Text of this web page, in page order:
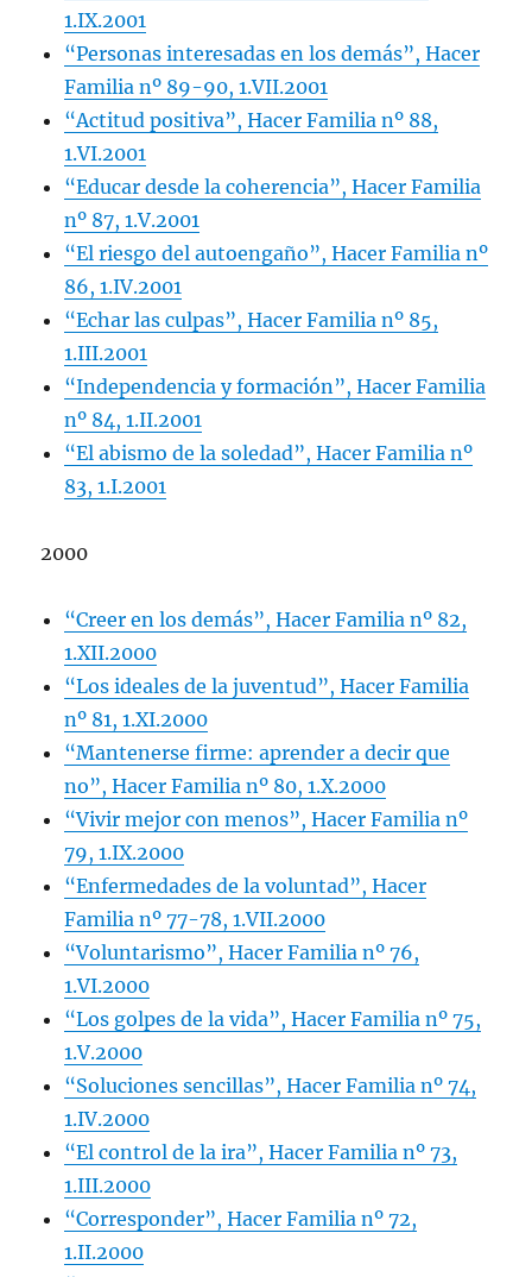
1.IX.2001
“Personas interesadas en los demás”, Hacer
Familia nº 89-90, 1.VII.2001
“Actitud positiva”, Hacer Familia nº 88,
1.VI.2001
“Educar desde la coherencia”, Hacer Familia
nº 87, 1.V.2001
“El riesgo del autoengaño”, Hacer Familia nº
86, 1.IV.2001
“Echar las culpas”, Hacer Familia nº 85,
1.III.2001
“Independencia y formación”, Hacer Familia
nº 84, 1.II.2001
“El abismo de la soledad”, Hacer Familia nº
83, 1.I.2001
2000
“Creer en los demás”, Hacer Familia nº 82,
1.XII.2000
“Los ideales de la juventud”, Hacer Familia
nº 81, 1.XI.2000
“Mantenerse firme: aprender a decir que
no”, Hacer Familia nº 80, 1.X.2000
“Vivir mejor con menos”, Hacer Familia nº
79, 1.IX.2000
“Enfermedades de la voluntad”, Hacer
Familia nº 77-78, 1.VII.2000
“Voluntarismo”, Hacer Familia nº 76,
1.VI.2000
“Los golpes de la vida”, Hacer Familia nº 75,
1.V.2000
“Soluciones sencillas”, Hacer Familia nº 74,
1.IV.2000
“El control de la ira”, Hacer Familia nº 73,
1.III.2000
“Corresponder”, Hacer Familia nº 72,
1.II.2000